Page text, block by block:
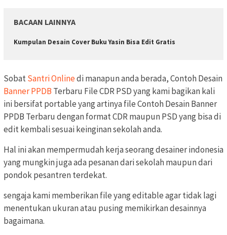
BACAAN LAINNYA
Kumpulan Desain Cover Buku Yasin Bisa Edit Gratis
SobatSantri Onlinedi manapun anda berada, Contoh Desain
Banner PPDB Terbaru File CDR PSD yang kami bagikan kali
ini bersifat portable yang artinya file Contoh Desain Banner
PPDB Terbaru dengan format CDR maupun PSD yang bisa di
edit kembali sesuai keinginan sekolah anda.
Hal ini akan mempermudah kerja seorang desainer indonesia
yang mungkin juga ada pesanan dari sekolah maupun dari
pondok pesantren terdekat.
sengaja kami memberikan file yang editable agar tidak lagi
menentukan ukuran atau pusing memikirkan desainnya
bagaimana.